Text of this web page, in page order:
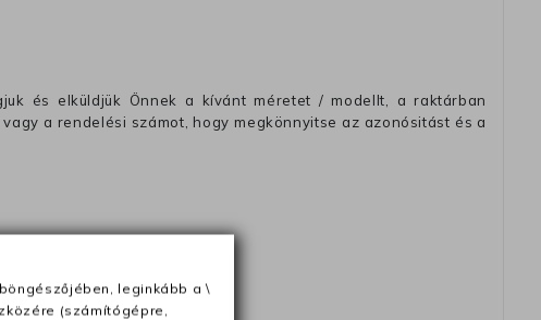
és elküldjük Önnek a kívánt méretet / modellt, a raktárban
a rendelési számot, hogy megkönnyitse az azonósitást és a
számítva
leginkább a \
(számítógépre,